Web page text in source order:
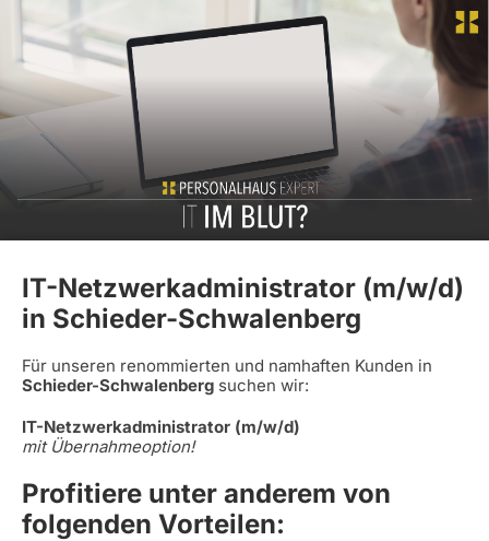
IT-Netzwerkadministrator (m/w/d)
in Schieder-Schwalenberg
Für unseren renommierten und namhaften Kunden in
Schieder-Schwalenberg suchen wir:
IT-Netzwerkadministrator (m/w/d)
mit Übernahmeoption!
Profitiere unter anderem von
folgenden Vorteilen: